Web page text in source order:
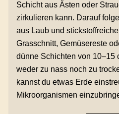
Schicht aus Ästen oder
zirkulieren kann. Darauf
aus Laub und
Grasschnitt, Gemüsereste
dünne Schichten von 10–15
weder zu nass noch zu
kannst du etwas Erde
Mikroorganismen